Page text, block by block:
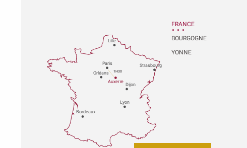
Paris
Dijon
Orléans
Bordeaux
Lyon
Auxerre
Strasbourg
Lille
1H30
FRANCE
BOURGOGNE
YONNE